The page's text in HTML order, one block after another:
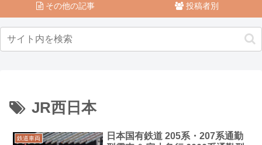
その他の記事 投稿者別
JR西日本
鉄道車両
日本国有鉄道 205系・207系通勤